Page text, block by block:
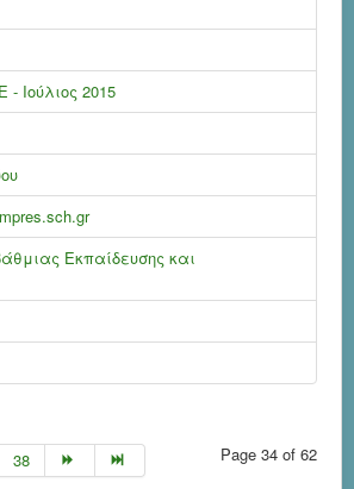
Ιούλιος 2015
Εκπαίδευσης και
Page 34 of 62
38